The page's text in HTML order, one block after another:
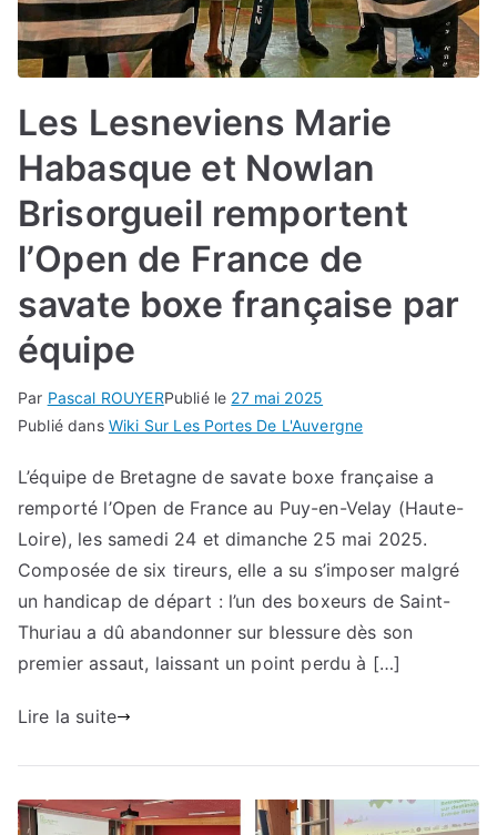
Les Lesneviens Marie
Habasque et Nowlan
Brisorgueil remportent
l’Open de France de
savate boxe française par
équipe
Par Pascal ROUYERPublié le 27 mai 2025
Publié dans Wiki Sur Les Portes De L'Auvergne
L’équipe de Bretagne de savate boxe française a
remporté l’Open de France au Puy-en-Velay (Haute-
Loire), les samedi 24 et dimanche 25 mai 2025.
Composée de six tireurs, elle a su s’imposer malgré
un handicap de départ : l’un des boxeurs de Saint-
Thuriau a dû abandonner sur blessure dès son
premier assaut, laissant un point perdu à […]
Lire la suite